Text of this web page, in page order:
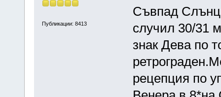
Публикации: 8413
Съвпад
случил 30/31
знак Дева по
рецепция по